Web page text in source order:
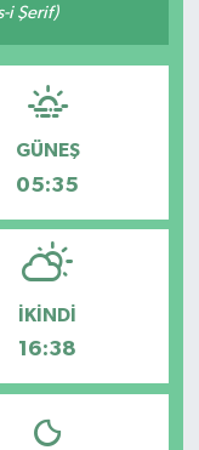
i Şerif)
GÜNEŞ
05:35
İKINDI
16:38